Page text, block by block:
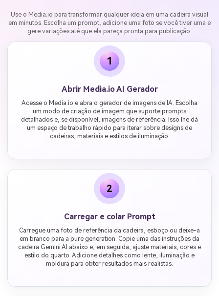
Use o Media.io para transformar qualquer ideia em uma cadeira visual
em minutos. Escolha um prompt, adicione uma foto se você tiver uma e
gere variações até que ela pareça pronta para publicação.
1
Abrir Media.io AI Gerador
Acesse o Media.io e abra o gerador de imagens de IA. Escolha
um modo de criação de imagem que suporte prompts
detalhados e, se disponível, imagens de referência. Isso lhe dá
um espaço de trabalho rápido para iterar sobre designs de
cadeiras, materiais e estilos de iluminação.
2
Carregar e colar Prompt
Carregue uma foto de referência da cadeira, esboço ou deixe-a
em branco para a pure generation. Copie uma das instruções da
cadeira Gemini AI abaixo e, em seguida, ajuste materiais, cores e
estilo do quarto. Adicione detalhes como lente, iluminação e
moldura para obter resultados mais realistas.